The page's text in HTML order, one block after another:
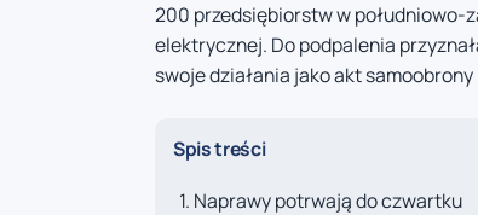
200 przedsiębiorstw w południowo-
elektrycznej. Do podpalenia
swoje działania jako akt
Spis treści
Naprawy potrwają do czwartku